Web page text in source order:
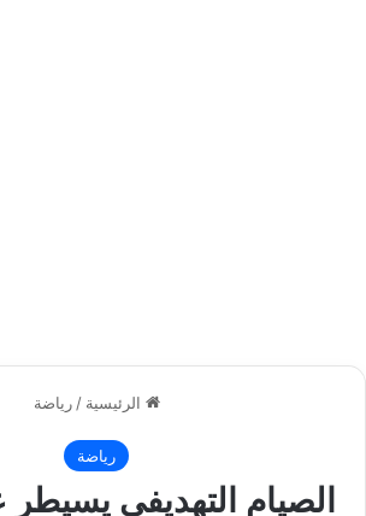
الرئيسية / رياضة
رياضة
الصيام التهديفي يسيطر